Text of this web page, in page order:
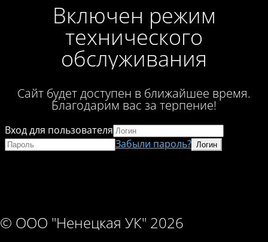
Включен режим
технического
обслуживания
Сайт будет доступен в ближайшее время.
Благодарим вас за терпение!
© ООО "Ненецкая УК" 2026
Вход для пользователя
Забыли пароль?